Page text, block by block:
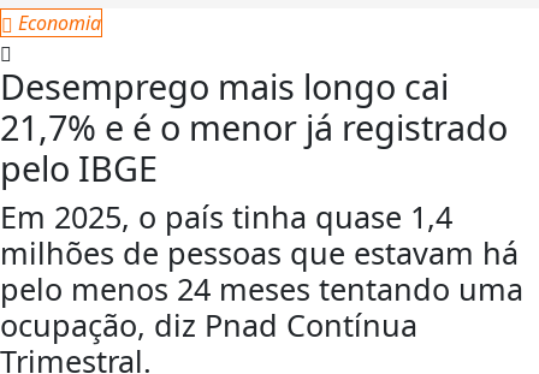
Economia
Desemprego mais longo cai
21,7% e é o menor já registrado
pelo IBGE
Em 2025, o país tinha quase 1,4
milhões de pessoas que estavam há
pelo menos 24 meses tentando uma
ocupação, diz Pnad Contínua
Trimestral.